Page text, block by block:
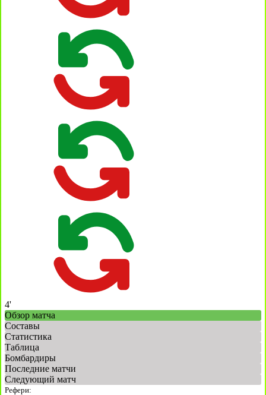
4'
Обзор матча
Составы
Статистика
Таблица
Бомбардиры
Последние матчи
Следующий матч
Рефери: